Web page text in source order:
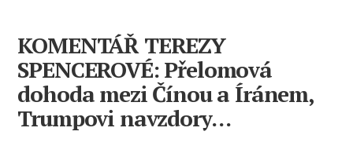
KOMENTÁŘ TEREZY
SPENCEROVÉ: Přelomová
dohoda mezi Čínou a Íránem,
Trumpovi navzdory…